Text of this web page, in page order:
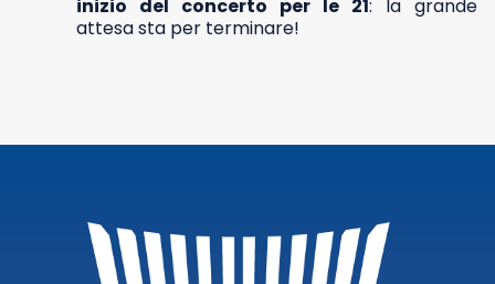
inizio del concerto per le 21: la grande
attesa sta per terminare!